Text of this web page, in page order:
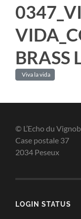
BRASS
Viva la vida
© L’Echo du
Case postale 37
2034 Peseux
LOGIN STATUS